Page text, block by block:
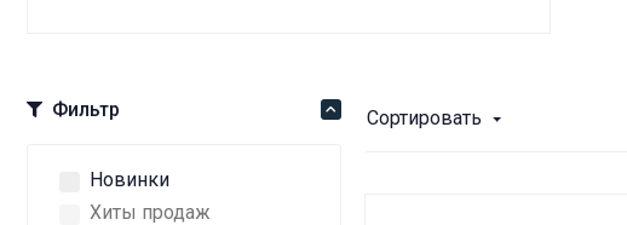
Фильтр
Новинки
Хиты продаж
Сортировать